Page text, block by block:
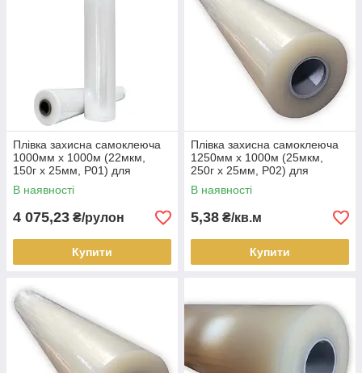
Плівка захисна самоклеюча
1000мм х 1000м (22мкм,
150г х 25мм, P01) для
металу глянцевого і
напівглянцевого, рулон
В наявності
4 075,23 ₴/рулон
Купити
Плівка захисна самоклеюча
1250мм х 1000м (25мкм,
250г х 25мм, P02) для
матових і напівматових
поверхонь, кв.м
В наявності
5,38 ₴/кв.м
Купити